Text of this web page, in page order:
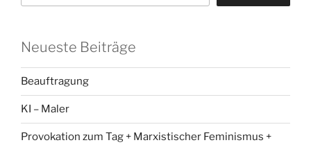
Neueste Beiträge
Beauftragung
KI – Maler
Provokation zum Tag + Marxistischer Feminismus +